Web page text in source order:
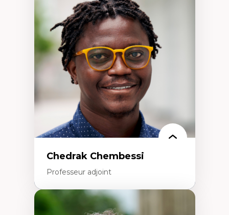
Discours sur la ville et représentations
Mosquées, formes et usages au Canada
Reconnaissance et représentations des
communautés immigrantes dans l'espace
urbain
Design architectural et urbain
Patrimoine et patrimonialisation
Études postcoloniales et décolonisation des
savoirs
Chedrak Chembessi
Professeur adjoint